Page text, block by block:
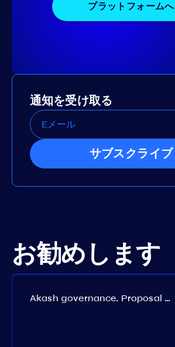
プラットフォームへ
通知を受け取る
サブスクライブ
お勧めします
Akash governance. Proposal №308